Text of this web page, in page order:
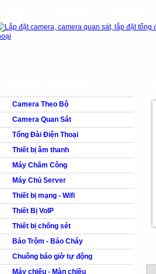
shops faq products
Camera Theo Bộ
Camera Quan Sát
Tổng Đài Điện Thoại
Thiết bị âm thanh
Máy Chấm Công
Máy Chủ Server
Thiết bị mạng - Wifi
Thiết Bị VoIP
Thiết bị chống sét
Báo Trộm - Báo Cháy
Chuông báo giờ tự động
Máy chiếu - Màn chiều